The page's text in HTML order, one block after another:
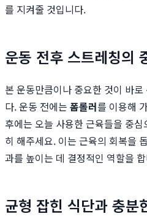
를 지켜줄 것입니다.
운동 전후 스트레칭의
본 운동만큼이나 중요한 것이 바
다. 운동 전에는 폼롤러를 이용해
후에는 오늘 사용한 근육들을 중
히 해주세요. 이는 근육의 회복을
과를 높이는 데 결정적인 역할을
균형 잡힌 식단과 충분